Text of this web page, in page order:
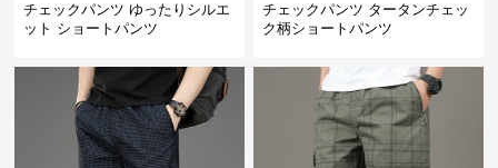
チェックパンツ ゆったりシルエ
ット ショートパンツ
チェックパンツ タータンチェッ
ク柄ショートパンツ